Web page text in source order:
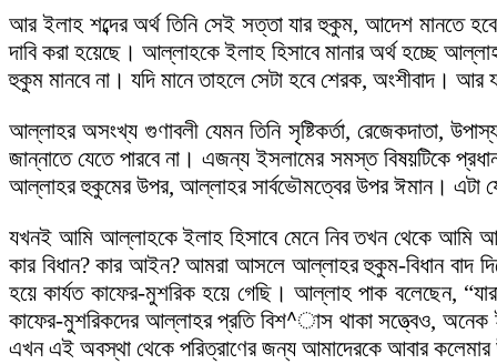
আর ইলাহ শব্দের অর্থ তিনি সেই সত্তা যার হুকুম, আদেশ মানতে
দাবি করা হয়েছে। আল্লাহকে ইলাহ হিসাবে মানার অর্থ হচ্ছে
হুকুম মানবে না। যদি মানে তাহলে সেটা হবে শেরক, অংশীবাদ।
আল্লাহর অসংখ্য গুণাবলী যেমন তিনি সৃষ্টিকর্তা, রেজেকদাতা,
জান্নাতে যেতে পারবে না। এজন্য ইসলামের সমস্ত
আল্লাহর হুকুমের উপর, আল্লাহর সার্বভৌমত্বের উপর ঈমান।
যখনই আমি আল্লাহকে ইলাহ হিসাবে মেনে নিব তখন থেকে আমি
কার বিধান? কার আইন? আমরা আসলে আল্লাহর হুকুম-বিধান বাদ
হয়ে কার্যত কাফের-মুশরিক হয়ে গেছি। আল্লাহ পাক বলেছেন,
কাফের-মুশরিকদের আল্লাহর প্রতি বিশ^াস থাকা সত্ত্বেও, অনেক
এখন এই অবস্থা থেকে পরিত্রাণের জন্য আমাদেরকে আবার